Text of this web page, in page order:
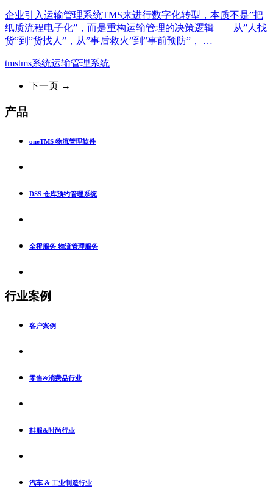
企业引入运输管理系统TMS来进行数字化转型，本质不是”把
纸质流程电子化”，而是重构运输管理的决策逻辑——从”人找
货”到”货找人”，从”事后救火”到”事前预防”， …
tmstms系统运输管理系统
下一页 →
产品
oneTMS 物流管理软件
DSS 仓库预约管理系统
全橙服务 物流管理服务
行业案例
客户案例
零售&消费品行业
鞋服&时尚行业
汽车 & 工业制造行业